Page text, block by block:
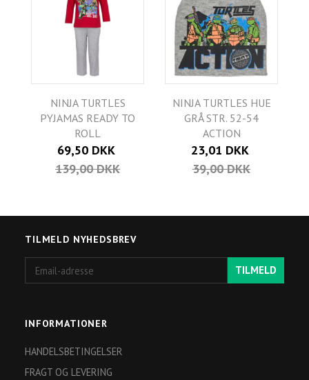
NINJA TURTLES
PYJAMAS READY TO
ROLL
69,50 DKK
139,00 DKK
NINJA TURTLES HUE
GRÅ STR. 52-54
ACTION
23,01 DKK
39,00 DKK
TILMELD NYHEDSBREV
adresse
TILMELD
INFORMATIONER
HANDELSBETINGELSER
FRAGT OG LEVERING